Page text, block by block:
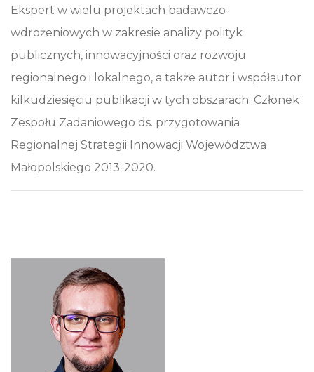
Ekspert w wielu projektach badawczo-
wdrożeniowych w zakresie analizy polityk
publicznych, innowacyjności oraz rozwoju
regionalnego i lokalnego, a także autor i współautor
kilkudziesięciu publikacji w tych obszarach. Członek
Zespołu Zadaniowego ds. przygotowania
Regionalnej Strategii Innowacji Województwa
Małopolskiego 2013-2020.